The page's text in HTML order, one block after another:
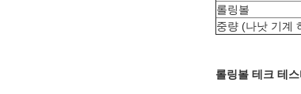
롤링볼
중량 (나낫 기계
롤링볼 테크 테